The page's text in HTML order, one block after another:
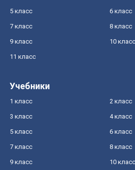
5 класс 6 класс
7 класс 8 класс
9 класс 10 класс
11 класс
Учебники
1 класс 2 класс
3 класс 4 класс
5 класс 6 класс
7 класс 8 класс
9 класс 10 класс